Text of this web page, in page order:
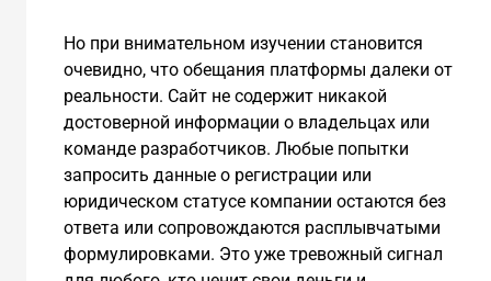
Но при внимательном изучении становится
очевидно, что обещания платформы далеки от
реальности. Сайт не содержит никакой
достоверной информации о владельцах или
команде разработчиков. Любые попытки
запросить данные о регистрации или
юридическом статусе компании остаются без
ответа или сопровождаются расплывчатыми
формулировками. Это уже тревожный сигнал